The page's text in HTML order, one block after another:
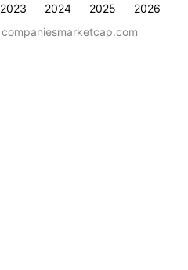
2023 2024 2025 2026
companiesmarketcap.com